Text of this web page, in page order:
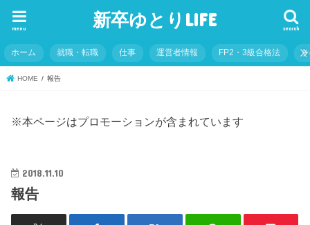
新卒ゆとりLIFE search
menu
ホーム 就職・転職 仕事 運営者情報 FP2・3級合格法
HOME 報告
※本ページはプロモーションが含まれています
2018.11.10
報告